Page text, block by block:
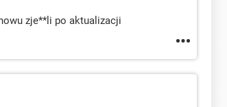
zje**li po aktualizacji